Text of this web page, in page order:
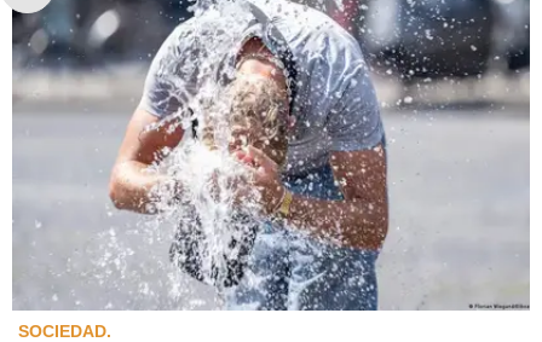
SOCIEDAD.